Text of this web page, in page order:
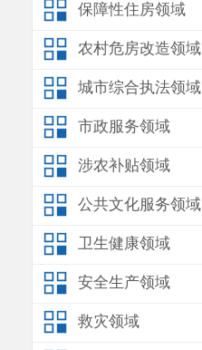
保障性住房领域
农村危房改造领域
城市综合执法领域
市政服务领域
涉农补贴领域
公共文化服务领域
卫生健康领域
安全生产领域
救灾领域